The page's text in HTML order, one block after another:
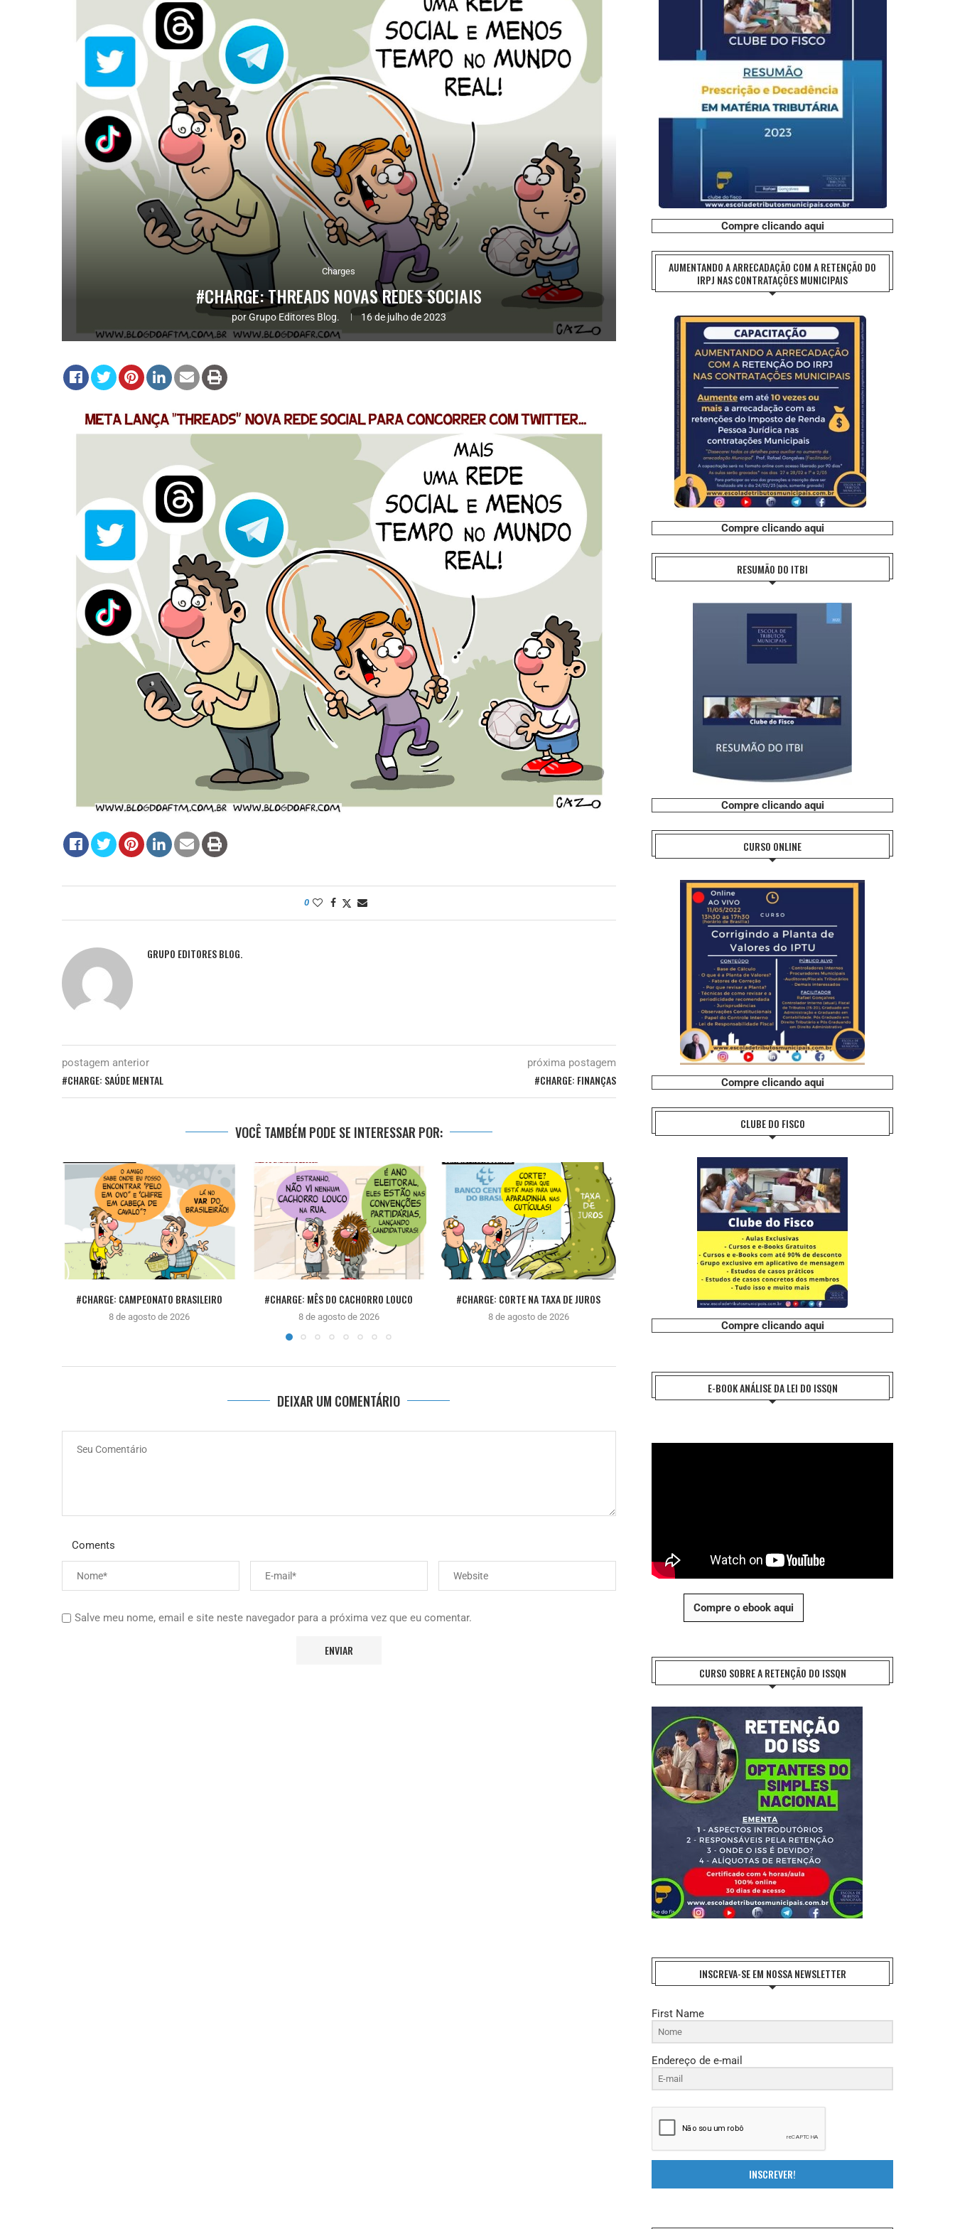
Charges
#CHARGE: THREADS NOVAS REDES SOCIAIS
porGrupo Editores Blog. 16 de julho de 2023
0
GRUPO EDITORES BLOG.
postagem anterior
#CHARGE: SAÚDE MENTAL
próxima postagem
#CHARGE: FINANÇAS
VOCÊ TAMBÉM PODE SE INTERESSAR POR:
#CHARGE: CAMPEONATO BRASILEIRO
8 de agosto de 2026
#CHARGE: MÊS DO CACHORRO LOUCO
8 de agosto de 2026
#CHARGE: CORTE NA TAXA DE JUROS
8 de agosto de 2026
#CHARGE: ROUBOS DE FRIOS
7 de agosto de 2026
#CHARGE: VALOR MÉDIO DO
7 de agosto de 2026
DEIXAR UM COMENTÁRIO
Coments
Salve meu nome, email e site neste navegador para a próxima vez que eu comentar.
Compre clicando aqui
AUMENTANDO A ARRECADAÇÃO COM A RETENÇÃO DO
IRPJ NAS CONTRATAÇÕES MUNICIPAIS
Compre clicando aqui
RESUMÃO DO ITBI
Compre clicando aqui
CURSO ONLINE
Compre clicando aqui
CLUBE DO FISCO
Compre clicando aqui
E-BOOK ANÁLISE DA LEI DO ISSQN
Compre o ebook aqui
CURSO SOBRE A RETENÇÃO DO ISSQN
INSCREVA-SE EM NOSSA NEWSLETTER
First Name
Endereço de e-mail
INSCREVER!